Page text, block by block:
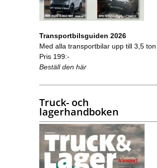
Transportbilsguiden 2026
Med alla transportbilar upp till 3,5 ton
Pris 199:-
Beställ den här
Truck- och
lagerhandboken